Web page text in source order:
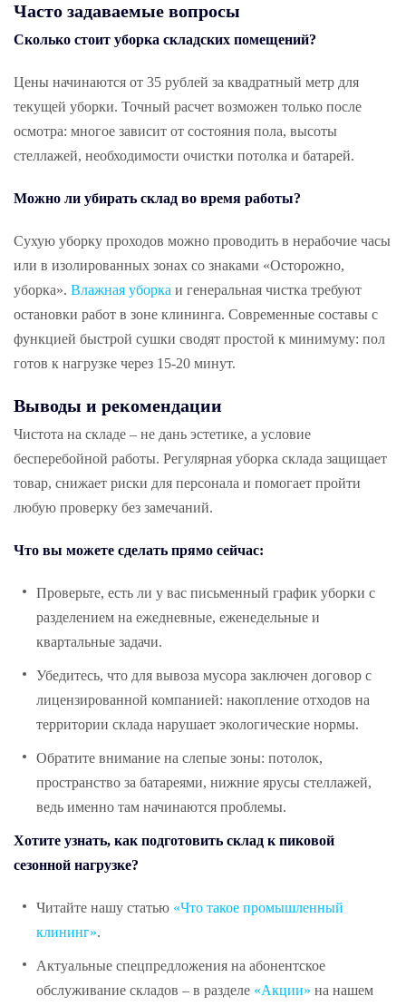
Часто задаваемые вопросы
Сколько стоит уборка складских помещений?
Цены начинаются от 35 рублей за квадратный метр для
текущей уборки. Точный расчет возможен только после
осмотра: многое зависит от состояния пола, высоты
стеллажей, необходимости очистки потолка и батарей.
Можно ли убирать склад во время работы?
Сухую уборку проходов можно проводить в нерабочие часы
или в изолированных зонах со знаками «Осторожно,
уборка». Влажная уборка и генеральная чистка требуют
остановки работ в зоне клининга. Современные составы с
функцией быстрой сушки сводят простой к минимуму: пол
готов к нагрузке через 15-20 минут.
Выводы и рекомендации
Чистота на складе – не дань эстетике, а условие
бесперебойной работы. Регулярная уборка склада защищает
товар, снижает риски для персонала и помогает пройти
любую проверку без замечаний.
Что вы можете сделать прямо сейчас:
Проверьте, есть ли у вас письменный график уборки с
разделением на ежедневные, еженедельные и
квартальные задачи.
Убедитесь, что для вывоза мусора заключен договор с
лицензированной компанией: накопление отходов на
территории склада нарушает экологические нормы.
Обратите внимание на слепые зоны: потолок,
пространство за батареями, нижние ярусы стеллажей,
ведь именно там начинаются проблемы.
Хотите узнать, как подготовить склад к пиковой
сезонной нагрузке?
Читайте нашу статью «Что такое промышленный
клининг».
Актуальные спецпредложения на абонентское
обслуживание складов – в разделе «Акции» на нашем